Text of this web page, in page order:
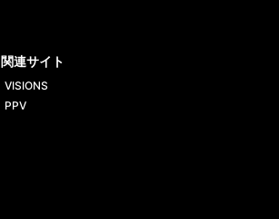
関連サイト
VISIONS
PPV